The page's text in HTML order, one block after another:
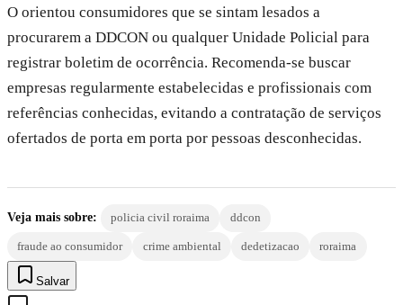
O orientou consumidores que se sintam lesados a
procurarem a DDCON ou qualquer Unidade Policial para
registrar boletim de ocorrência. Recomenda-se buscar
empresas regularmente estabelecidas e profissionais com
referências conhecidas, evitando a contratação de serviços
ofertados de porta em porta por pessoas desconhecidas.
Veja mais sobre: policia civil roraima ddcon
fraude ao consumidor crime ambiental dedetizacao roraima
Salvar